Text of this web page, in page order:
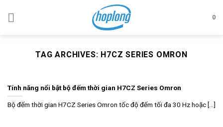
0
TAG ARCHIVES: H7CZ SERIES OMRON
Tính năng nổi bật bộ đếm thời gian H7CZ Series Omron
Bộ đếm thời gian H7CZ Series Omron tốc độ đếm tối đa 30 Hz hoặc [...]